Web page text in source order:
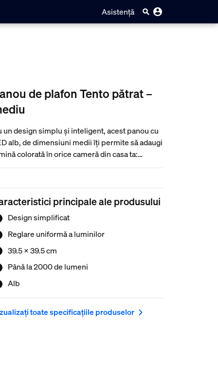
Asistență
de plafon Tento pătrat –
un design simplu și inteligent, acest panou cu
alb, de dimensiuni medii îți permite să adaugi
colorată în orice cameră din casa ta:
garaje, holuri și multe altele.
principale ale produsului
Design simplificat
Reglare uniformă a luminilor
39.5 x 39.5 cm
Până la 2000 de lumeni
Alb
toate specificațiile produselor